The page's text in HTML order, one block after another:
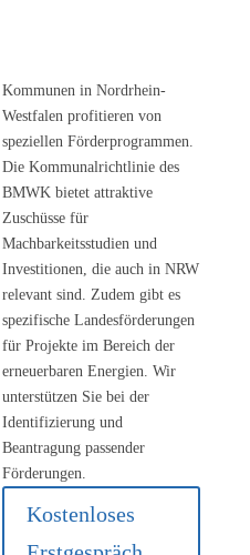
Kommunen in Nordrhein-
Westfalen profitieren von
speziellen Förderprogrammen.
Die Kommunalrichtlinie des
BMWK bietet attraktive
Zuschüsse für
Machbarkeitsstudien und
Investitionen, die auch in NRW
relevant sind. Zudem gibt es
spezifische Landesförderungen
für Projekte im Bereich der
erneuerbaren Energien. Wir
unterstützen Sie bei der
Identifizierung und
Beantragung passender
Förderungen.
Kostenloses